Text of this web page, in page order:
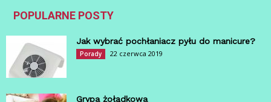
POPULARNE POSTY
Jak wybrać pochłaniacz pyłu do manicure?
Porady 22 czerwca 2019
Grypa żołądkowa